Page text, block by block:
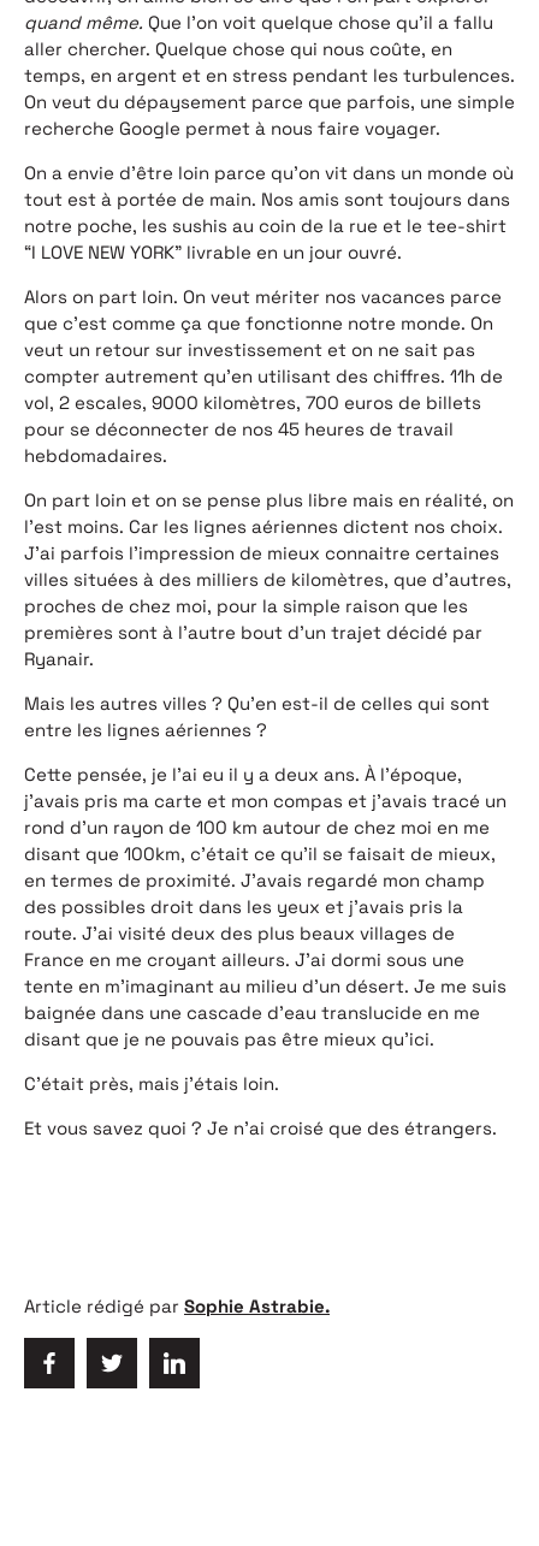
quand même. Que l’on voit quelque chose qu’il a fallu
aller chercher. Quelque chose qui nous coûte, en
temps, en argent et en stress pendant les turbulences.
On veut du dépaysement parce que parfois, une simple
recherche Google permet à nous faire voyager.
On a envie d’être loin parce qu’on vit dans un monde où
tout est à portée de main. Nos amis sont toujours dans
notre poche, les sushis au coin de la rue et le tee-shirt
“I LOVE NEW YORK” livrable en un jour ouvré.
Alors on part loin. On veut mériter nos vacances parce
que c’est comme ça que fonctionne notre monde. On
veut un retour sur investissement et on ne sait pas
compter autrement qu’en utilisant des chiffres. 11h de
vol, 2 escales, 9000 kilomètres, 700 euros de billets
pour se déconnecter de nos 45 heures de travail
hebdomadaires.
On part loin et on se pense plus libre mais en réalité, on
l’est moins. Car les lignes aériennes dictent nos choix.
J’ai parfois l’impression de mieux connaitre certaines
villes situées à des milliers de kilomètres, que d’autres,
proches de chez moi, pour la simple raison que les
premières sont à l’autre bout d’un trajet décidé par
Ryanair.
Mais les autres villes ? Qu’en est-il de celles qui sont
entre les lignes aériennes ?
Cette pensée, je l’ai eu il y a deux ans. À l’époque,
j’avais pris ma carte et mon compas et j’avais tracé un
rond d’un rayon de 100 km autour de chez moi en me
disant que 100km, c’était ce qu’il se faisait de mieux,
en termes de proximité. J’avais regardé mon champ
des possibles droit dans les yeux et j’avais pris la
route. J’ai visité deux des plus beaux villages de
France en me croyant ailleurs. J’ai dormi sous une
tente en m’imaginant au milieu d’un désert. Je me suis
baignée dans une cascade d’eau translucide en me
disant que je ne pouvais pas être mieux qu’ici.
C’était près, mais j’étais loin.
Et vous savez quoi ? Je n’ai croisé que des étrangers.
Article rédigé par Sophie Astrabie.